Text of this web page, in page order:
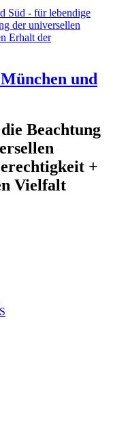
und
Beachtung
+
Vielfalt